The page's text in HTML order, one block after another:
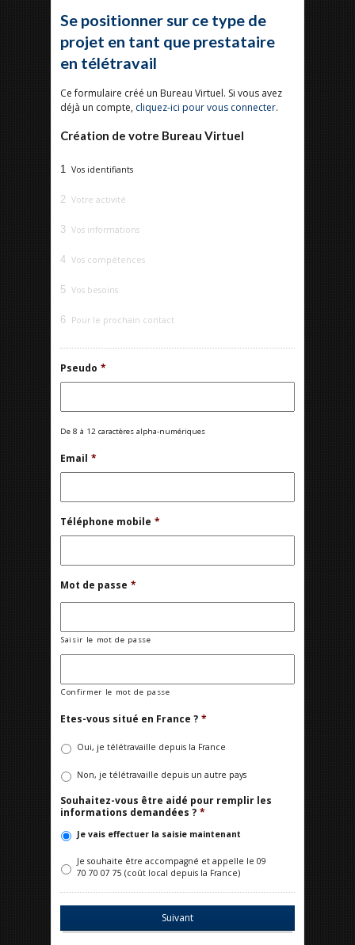
Se positionner sur ce type de
projet en tant que prestataire
en télétravail
Ce formulaire créé un Bureau Virtuel. Si vous avez
déjà un compte, cliquez-ici pour vous connecter.
Création de votre Bureau Virtuel
1 Vos identifiants
2 Votre activité
3 Vos informations
4 Vos compétences
5 Vos besoins
6 Pour le prochain contact
Pseudo *
De 8 à 12 caractères alpha-numériques
Email *
Téléphone mobile *
Mot de passe *
Saisir le mot de passe
Confirmer le mot de passe
Etes-vous situé en France ? *
Oui, je télétravaille depuis la France
Non, je télétravaille depuis un autre pays
Souhaitez-vous être aidé pour remplir les
informations demandées ? *
Je vais effectuer la saisie maintenant
Je souhaite être accompagné et appelle le 09
70 70 07 75 (coût local depuis la France)